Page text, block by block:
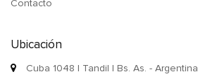
Contacto
Ubicación
Cuba 1048 | Tandil | Bs. As. - Argentina